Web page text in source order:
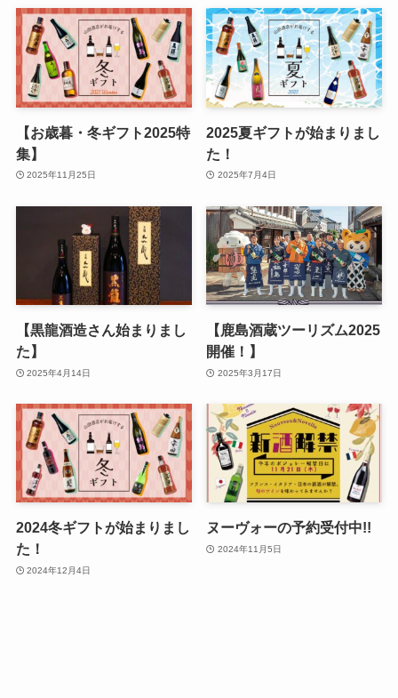
【お歳暮・冬ギフト2025特
集】
2025年11月25日
2025夏ギフトが始まりまし
た！
2025年7月4日
【黒龍酒造さん始まりまし
た】
2025年4月14日
【鹿島酒蔵ツーリズム2025
開催！】
2025年3月17日
2024冬ギフトが始まりまし
た！
2024年12月4日
ヌーヴォーの予約受付中!!
2024年11月5日